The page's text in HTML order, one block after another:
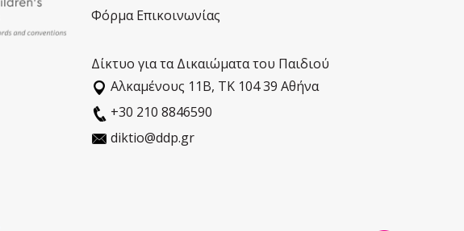
Φόρμα Επικοινωνίας
Δίκτυο για τα Δικαιώματα του Παιδιού
Αλκαµένους 11Β, ΤΚ 104 39 Αθήνα
+30 210 8846590
diktio@ddp.gr